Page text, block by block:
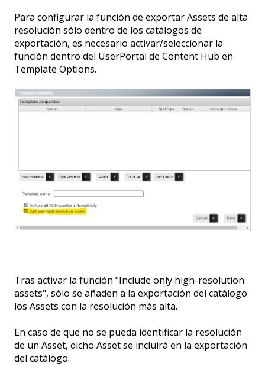
Para configurar la función de exportar Assets de alta
resolución sólo dentro de los catálogos de
exportación, es necesario activar/seleccionar la
función dentro del UserPortal de Content Hub en
Template Options.
Tras activar la función "Include only high-resolution
assets", sólo se añaden a la exportación del catálogo
los Assets con la resolución más alta.
En caso de que no se pueda identificar la resolución
de un Asset, dicho Asset se incluirá en la exportación
del catálogo.